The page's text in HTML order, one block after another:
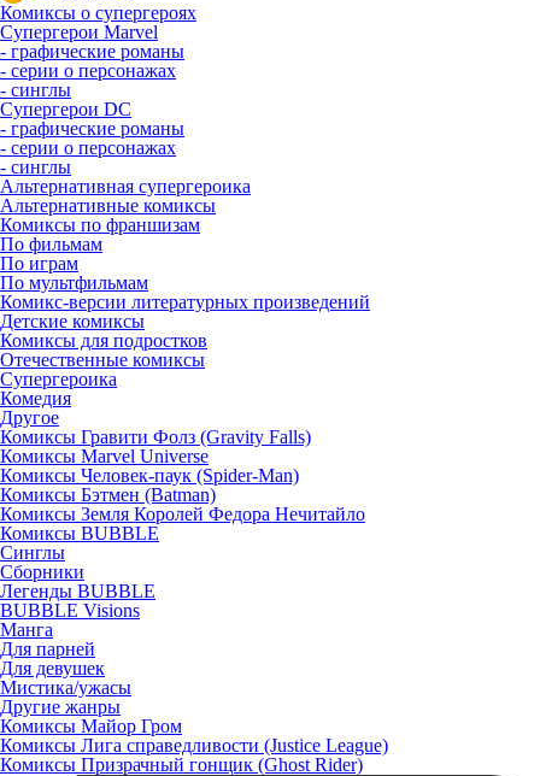
Комиксы о супергероях
Супергерои Marvel
- графические романы
- серии о персонажах
- синглы
Супергерои DC
- графические романы
- серии о персонажах
- синглы
Альтернативная супергероика
Альтернативные комиксы
Комиксы по франшизам
По фильмам
По играм
По мультфильмам
Комикс-версии литературных произведений
Детские комиксы
Комиксы для подростков
Отечественные комиксы
Супергероика
Комедия
Другое
Комиксы Гравити Фолз (Gravity Falls)
Комиксы Marvel Universe
Комиксы Человек-паук (Spider-Man)
Комиксы Бэтмен (Batman)
Комиксы Земля Королей Федора Нечитайло
Комиксы BUBBLE
Синглы
Сборники
Легенды BUBBLE
BUBBLE Visions
Манга
Для парней
Для девушек
Мистика/ужасы
Другие жанры
Комиксы Майор Гром
Комиксы Лига справедливости (Justice League)
Комиксы Призрачный гонщик (Ghost Rider)